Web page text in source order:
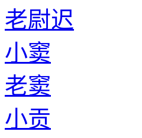
老尉迟
小窦
老窦
小贡